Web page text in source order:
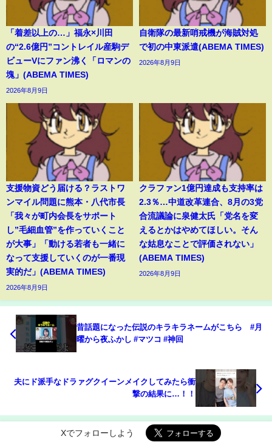
「着差以上の…」福永×川田
の“2.6億円”コントレイル産駒デ
ビューVにファン沸く「ロマンの
塊」(ABEMA TIMES)
2026年8月9日
自衛隊の最新哨戒機が海賊対処
で初の中東派遣(ABEMA TIMES)
2026年8月9日
支援物資どう届ける？ラストワ
ンマイル問題に熊本・八代市長
「我々が町内会長をサポート
し”毛細血管”を作っていくこと
が大事」「動ける若者も一緒に
なって支援していくのが一番現
実的だ」(ABEMA TIMES)
2026年8月9日
クラファン1億円達成も支持率は
2.3％…中道改革連合、8月の3党
合流議論に泉健太氏「党名を変
えるとかはやめてほしい。そん
な姑息なことで評価されない」
(ABEMA TIMES)
2026年8月9日
昔話題になった伝説のキラキラネームがこちら #月
曜から夜ふかし #マツコ #神回
夫にド派手なドラァグクイーンメイクしてみたら衝
撃の結果に…！！
Xでフォローしよう